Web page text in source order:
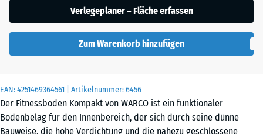
EAN:4251469364561 | Artikelnummer:6456
Der Fitnessboden Kompakt von WARCO ist ein funktionaler
Bodenbelag für den Innenbereich, der sich durch seine dünne
Bauweise, die hohe Verdichtung und die nahezu geschlossene
Gesprenkelt
Leicht Grün
anders angegeben)
für die
Bedarfsberechnung
×
50
×
0,8
Verlegeplaner – Fläche erfassen
Zum Warenkorb hinzufügen